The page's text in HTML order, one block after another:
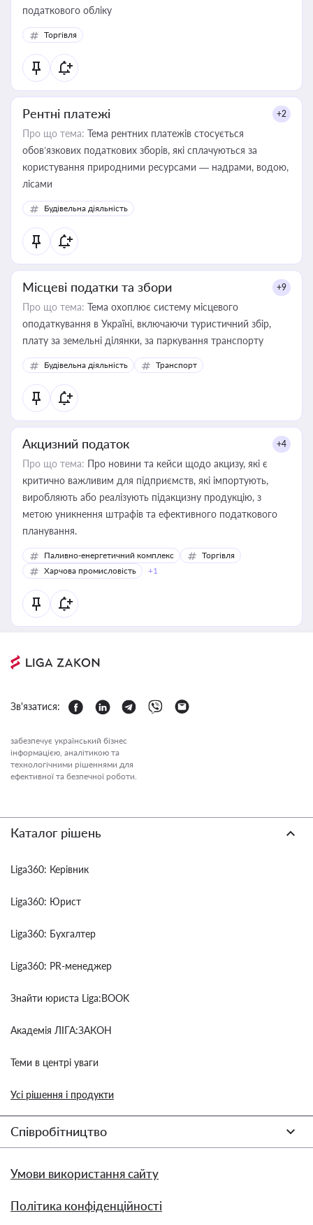
податкового обліку
Торгівля
Рентні платежі +2
Про що тема: Тема рентних платежів стосується
обов’язкових податкових зборів, які сплачуються за
користування природними ресурсами — надрами, водою,
лісами
Будівельна діяльність
Місцеві податки та збори +9
Про що тема: Тема охоплює систему місцевого
оподаткування в Україні, включаючи туристичний збір,
плату за земельні ділянки, за паркування транспорту
Будівельна діяльність Транспорт
Акцизний податок +4
Про що тема: Про новини та кейси щодо акцизу, які є
критично важливим для підприємств, які імпортують,
виробляють або реалізують підакцизну продукцію, з
метою уникнення штрафів та ефективного податкового
планування.
Паливно-енергетичний комплекс
Торгівля
Харчова промисловість
+1
Зв'язатися:
забезпечує український бізнес
інформацією, аналітикою та
технологічними рішеннями для
ефективної та безпечної роботи.
Каталог рішень
Liga360: Керівник
Liga360: Юрист
Liga360: Бухгалтер
Liga360: PR-менеджер
Знайти юриста Liga:BOOK
Академія ЛІГА:ЗАКОН
Теми в центрі уваги
Усі рішення і продукти
Співробітництво
Умови використання сайту
Політика конфіденційності